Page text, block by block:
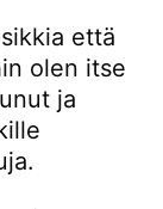
että
olen itse
ja